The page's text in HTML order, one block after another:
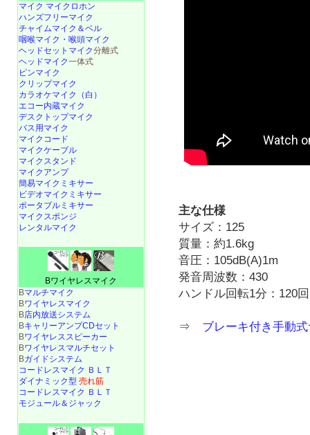
主な仕様
サイズ：125
質量：約1.6kg
音圧：105dB(A)1m
発音周波数：430
ハンドル回転1分：120回
⇒ ブレーキ付き手動
マイク マイクロホン
ハンズフリーマイク
チャイムマイク＆ベル
咽喉マイク・喉頭マイク
ヘッドセットマイク分離式
ヘッドマイク一体式
ピンマイク
クリップマイク
カラオケマイク（白）
エコー内蔵マイク
デスクトップマイク
バス用マイク
マイクコード
マイクケーブル
マイクスタンド
マイクアンプ
簡易マイクミキサー
ビデオマイクミキサー
ポータブルミキサー
マイクスポンジ
レンタルマイク
Bワイヤレスマイク
Bマルチマイク
Bワイヤレスマイク
B店内放送システム
BキャリーアンプCDセット
Bワイヤレススピーカー
Bワイヤレスマルチセット
Bガイドシステム
コードレスマイク ＢＬＴ
ダイナミック型 売れ筋
コードレスマイク ＢＬＴ
モジュール＆ジャック